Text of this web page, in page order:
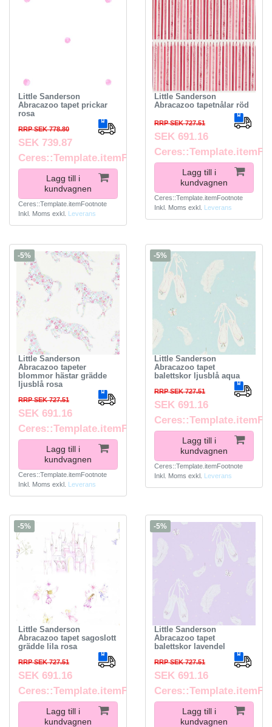
Little Sanderson
Abracazoo tapet prickar
rosa
RRP SEK 778.80
SEK 739.87
Ceres::Template.itemFootnote
Lagg till i
kundvagnen
Ceres::Template.itemFootnote
Inkl. Moms exkl. Leverans
Little Sanderson
Abracazoo tapetnålar röd
RRP SEK 727.51
SEK 691.16
Lagg till i
kundvagnen
Ceres::Template.itemFootnote
Inkl. Moms exkl. Leverans
-5%
Little Sanderson
Abracazoo tapeter
blommor hästar grädde
ljusblå rosa
RRP SEK 727.51
SEK 691.16
Ceres::Template.itemFootnote
Lagg till i
kundvagnen
Ceres::Template.itemFootnote
Inkl. Moms exkl. Leverans
-5%
Little Sanderson
Abracazoo tapet
balettskor ljusblå aqua
RRP SEK 727.51
SEK 691.16
Lagg till i
kundvagnen
Ceres::Template.itemFootnote
Inkl. Moms exkl. Leverans
-5%
Little Sanderson
Abracazoo tapet sagoslott
grädde lila rosa
RRP SEK 727.51
SEK 691.16
Ceres::Template.itemFootnote
Lagg till i
kundvagnen
-5%
Little Sanderson
Abracazoo tapet
balettskor lavendel
RRP SEK 727.51
SEK 691.16
Lagg till i
kundvagnen